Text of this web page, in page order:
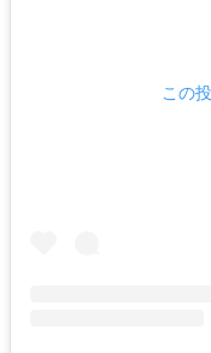
この